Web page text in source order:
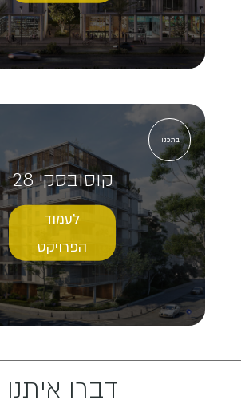
בתכנון
קוסובסקי 28
לעמוד
הפרויקט
דברו איתנו